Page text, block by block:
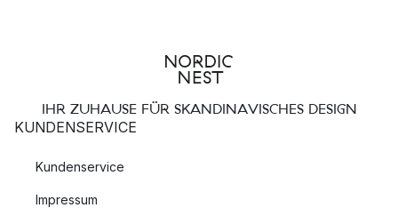
IHR ZUHAUSE FÜR SKANDINAVISCHES DESIGN
KUNDENSERVICE
Kundenservice
Impressum